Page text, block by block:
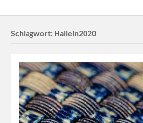
Schlagwort: Hallein2020